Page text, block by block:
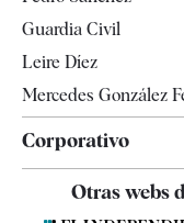
Guardia Civil
Leire Díez
Mercedes González
Corporativo
Contacto
Otras webs